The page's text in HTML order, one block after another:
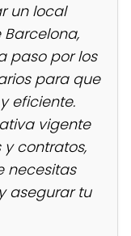
un local
paso por los
para que
eficiente.
vigente
contratos,
necesitas
asegurar tu